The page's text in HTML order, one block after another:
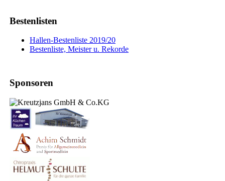
Bestenlisten
Hallen-Bestenliste 2019/20
Bestenliste, Meister u. Rekorde
Sponsoren